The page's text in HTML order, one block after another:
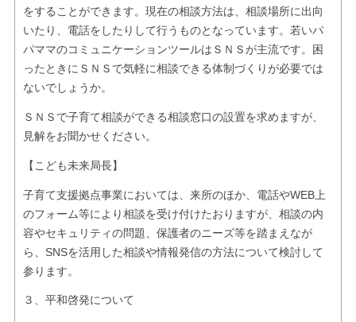
をすることができます。現在の相談方法は、相談場所に出向
いたり、電話をしたりして行うものとなっています。若いパ
パママのコミュニケーションツールはＳＮＳが主流です。困
ったときにＳＮＳで気軽に相談できる体制づくりが必要では
ないでしょうか。
ＳＮＳで子育て相談ができる相談窓口の設置を求めますが、
見解をお聞かせください。
【こども未来局長】
子育て支援拠点事業においては、来所のほか、電話やWEB上
のフォーム等により相談を受け付けたおりますが、相談の内
容やセキュリティの問題、保護者のニーズ等を踏まえなが
ら、SNSを活用した相談や情報発信の方法について検討して
参ります。
３、平和啓発について